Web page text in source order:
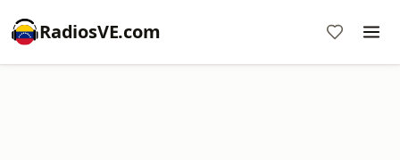
RadiosVE.com